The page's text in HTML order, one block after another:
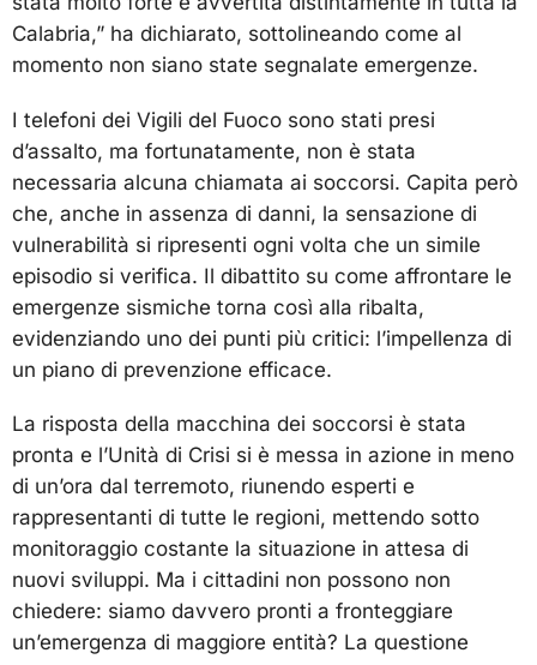
Calabria,” ha dichiarato, sottolineando come al
momento non siano state segnalate emergenze.
I telefoni dei Vigili del Fuoco sono stati presi
d’assalto, ma fortunatamente, non è stata
necessaria alcuna chiamata ai soccorsi. Capita però
che, anche in assenza di danni, la sensazione di
vulnerabilità si ripresenti ogni volta che un simile
episodio si verifica. Il dibattito su come affrontare le
emergenze sismiche torna così alla ribalta,
evidenziando uno dei punti più critici: l’impellenza di
un piano di prevenzione efficace.
La risposta della macchina dei soccorsi è stata
pronta e l’Unità di Crisi si è messa in azione in meno
di un’ora dal terremoto, riunendo esperti e
rappresentanti di tutte le regioni, mettendo sotto
monitoraggio costante la situazione in attesa di
nuovi sviluppi. Ma i cittadini non possono non
chiedere: siamo davvero pronti a fronteggiare
un’emergenza di maggiore entità? La questione